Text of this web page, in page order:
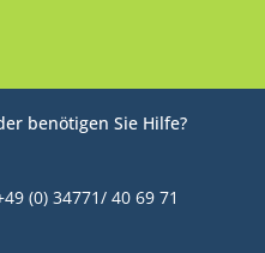
benötigen Sie Hilfe?
(0) 34771/ 40 69 71